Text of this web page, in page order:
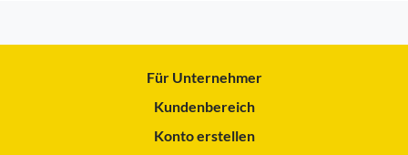
Für Unternehmer
Kundenbereich
Konto erstellen